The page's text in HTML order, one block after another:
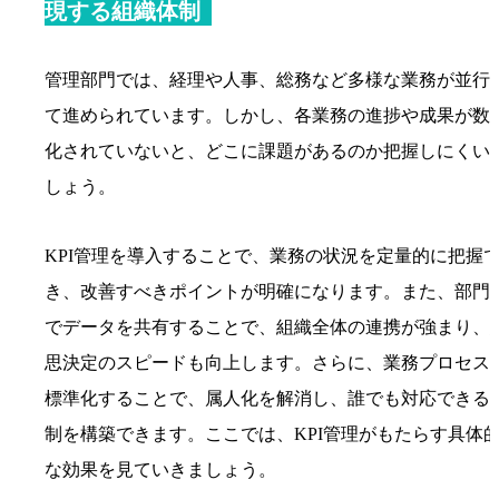
現する組織体制
管理部門では、経理や人事、総務など多様な業務が並行
て進められています。しかし、各業務の進捗や成果が数
化されていないと、どこに課題があるのか把握しにくい
しょう。
KPI管理を導入することで、業務の状況を定量的に把握
き、改善すべきポイントが明確になります。また、部門
でデータを共有することで、組織全体の連携が強まり、
思決定のスピードも向上します。さらに、業務プロセス
標準化することで、属人化を解消し、誰でも対応できる
制を構築できます。ここでは、KPI管理がもたらす具体
な効果を見ていきましょう。